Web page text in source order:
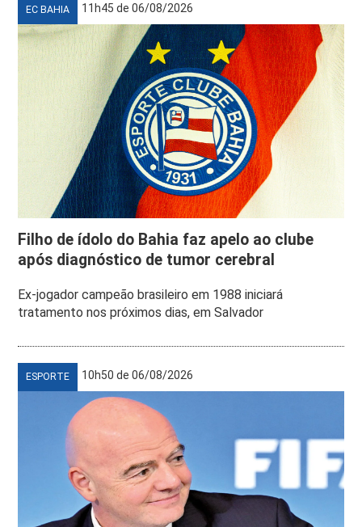
EC BAHIA 11h45 de 06/08/2026
Filho de ídolo do Bahia faz apelo ao clube
após diagnóstico de tumor cerebral
Ex-jogador campeão brasileiro em 1988 iniciará
tratamento nos próximos dias, em Salvador
ESPORTE 10h50 de 06/08/2026